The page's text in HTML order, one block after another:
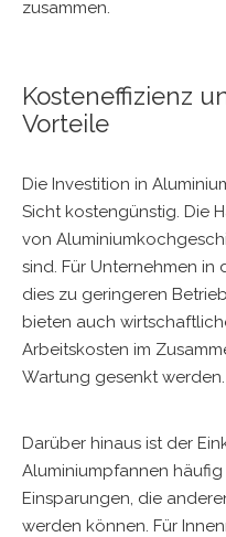
zusammen.
Kosteneffizienz
Vorteile
Die Investition in
Sicht kostengünstig. Die
von
sind. Für Unternehmen
dies zu geringeren
bieten auch
Arbeitskosten im
Wartung gesenkt werden.
Darüber hinaus ist der
Aluminiumpfannen
Einsparungen, die
werden können. Für